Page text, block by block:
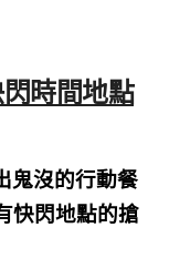
時間地點
鬼沒的行動餐
快閃地點的搶